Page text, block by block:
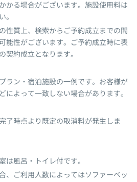
かる場合がございます。施設使用料は
。
性質上、検索からご予約成立までの間
能性がございます。ご予約成立時に表
契約成立となります。
ラン・宿泊施設の一例です。お客様が
によって一致しない場合があります。
了時点より既定の取消料が発生しま
は風呂・トイレ付です。
、ご利用人数によってはソファーベッ